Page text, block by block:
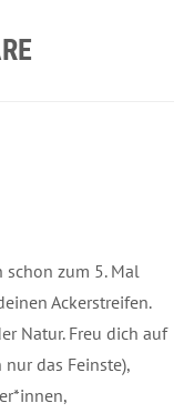
zum 5. Mal
Ackerstreifen.
Natur. Freu dich auf
das Feinste),